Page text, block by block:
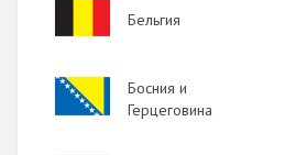
Бельгия
Image
Босния и
Герцеговина